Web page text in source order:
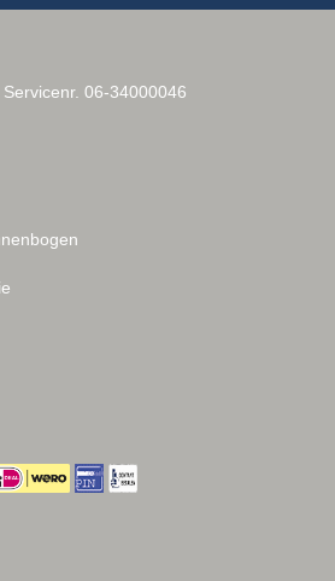
06-34000046